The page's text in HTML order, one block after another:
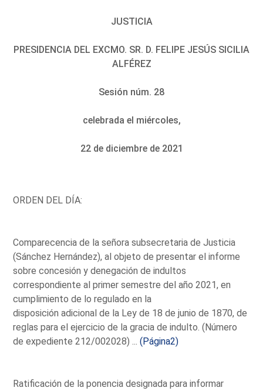
JUSTICIA
PRESIDENCIA DEL EXCMO. SR. D. FELIPE JESÚS SICILIA
ALFÉREZ
Sesión núm. 28
celebrada el miércoles,
22 de diciembre de 2021
ORDEN DEL DÍA:
Comparecencia de la señora subsecretaria de Justicia
(Sánchez Hernández), al objeto de presentar el informe
sobre concesión y denegación de indultos
correspondiente al primer semestre del año 2021, en
cumplimiento de lo regulado en la
disposición adicional de la Ley de 18 de junio de 1870, de
reglas para el ejercicio de la gracia de indulto. (Número
de expediente 212/002028) ...(Página2)
Ratificación de la ponencia designada para informar